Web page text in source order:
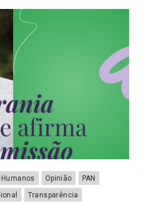
Opinião
PAN
Transparência